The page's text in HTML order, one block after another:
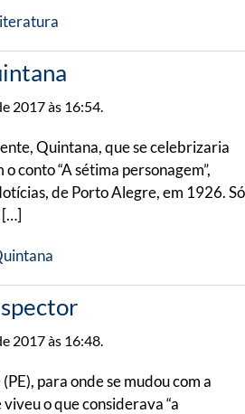
2017 às 16:54.
Quintana, que se celebrizaria
conto “A sétima personagem”,
de Porto Alegre, em 1926. Só
[…]
2017 às 16:48.
para onde se mudou com a
o que considerava “a